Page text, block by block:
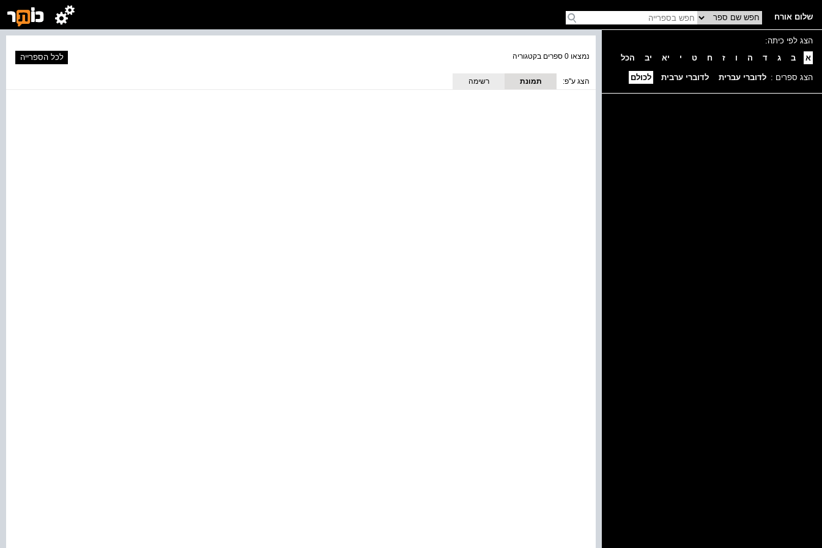
שלום אורח
הצג לפי כיתה:
א
ב ג ד ה ו ז ח ט י יא יב הכל
הצג ספרים : לדוברי עברית לדוברי ערבית לכולם
נמצאו 0 ספרים בקטגוריה לכל הספרייה
הצג ע''פ:
תמונת
רשימה